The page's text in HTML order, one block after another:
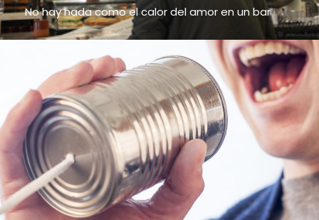
No hay nada como el calor del amor en un bar